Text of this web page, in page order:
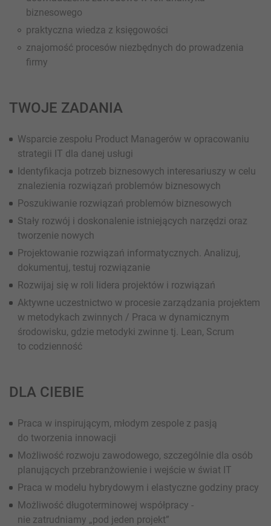
biznesowego
praktyczna wiedza z księgowości
znajomość procesów niezbędnych do prowadzenia
firmy
TWOJE ZADANIA
Wsparcie zespołu Product Managerów w opracowaniu
strategii IT dla danej usługi
Identyfikacja potrzeb biznesowych interesariuszy w celu
znalezienia rozwiązań problemów biznesowych
Poszukiwanie rozwiązań problemów biznesowych
Stały rozwój i doskonalenie istniejących narzędzi oraz
tworzenie nowych
Projektowanie rozwiązań informatycznych. Analizuj,
dokumentuj, testuj rozwiązanie
Rozwijaj się w roli lidera projektów i rozwiązań
Aktywne uczestnictwo w procesie zarządzania projektem
w metodykach zwinnych / Praca w dynamicznym
środowisku, gdzie metodyki zwinne tj. Lean, Scrum
to codzienność
DLA CIEBIE
Praca w inspirującym, młodym zespole z pasją
do tworzenia innowacji
Możliwość rozwoju zawodowego, szczególnie dla osób
planujących przebranżowienie i wejście w świat IT
Praca w modelu hybrydowym i elastyczne godziny pracy
Możliwość długoterminowej współpracy -
nie zatrudniamy „pod jeden projekt”